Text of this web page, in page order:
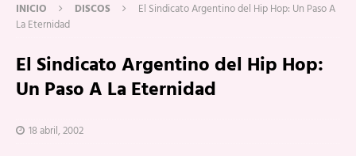
INICIO DISCOS
El Sindicato Argentino del Hip Hop: Un Paso A
La Eternidad
El Sindicato Argentino del Hip Hop:
Un Paso A La Eternidad
18 abril, 2002